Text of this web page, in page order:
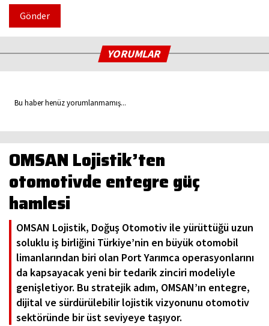
Gönder
YORUMLAR
Bu haber henüz yorumlanmamış...
OMSAN Lojistik’ten
otomotivde entegre güç
hamlesi
OMSAN Lojistik, Doğuş Otomotiv ile yürüttüğü uzun
soluklu iş birliğini Türkiye’nin en büyük otomobil
limanlarından biri olan Port Yarımca operasyonlarını
da kapsayacak yeni bir tedarik zinciri modeliyle
genişletiyor. Bu stratejik adım, OMSAN’ın entegre,
dijital ve sürdürülebilir lojistik vizyonunu otomotiv
sektöründe bir üst seviyeye taşıyor.